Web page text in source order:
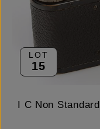
LOT
15
I C Non Standard